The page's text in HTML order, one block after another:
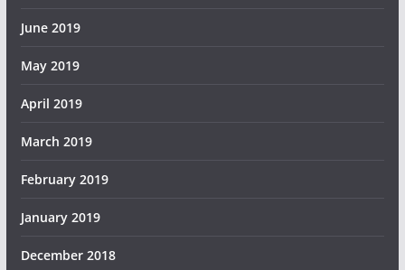
June 2019
May 2019
April 2019
March 2019
February 2019
January 2019
December 2018